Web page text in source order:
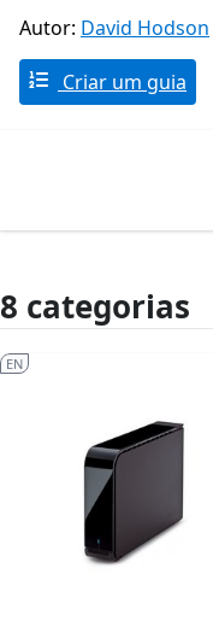
Autor: David Hodson
Criar um guia
8 categorias
EN